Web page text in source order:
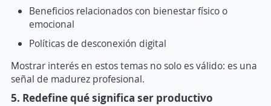
Beneficios relacionados con bienestar físico o
emocional
Políticas de desconexión digital
Mostrar interés en estos temas no solo es válido: es una
señal de madurez profesional.
5. Redefine qué significa ser productivo